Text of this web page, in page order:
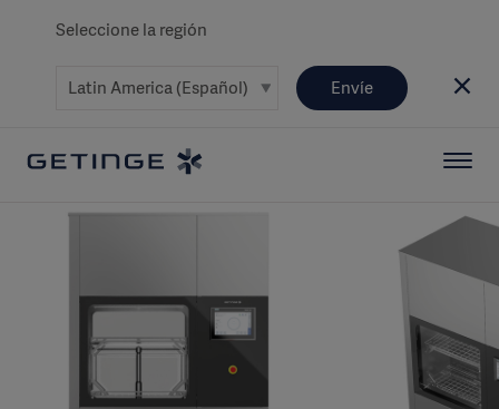
Seleccione la región
Envíe